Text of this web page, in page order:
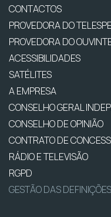
CONTACTOS
PROVEDORA DO
PROVEDORA DO
ACESSIBILIDADES
SATÉLITES
A EMPRESA
CONSELHO GERAL
CONSELHO DE OPINIÃO
CONTRATO DE
RÁDIO E TELEVISÃO
RGPD
GESTÃO DAS